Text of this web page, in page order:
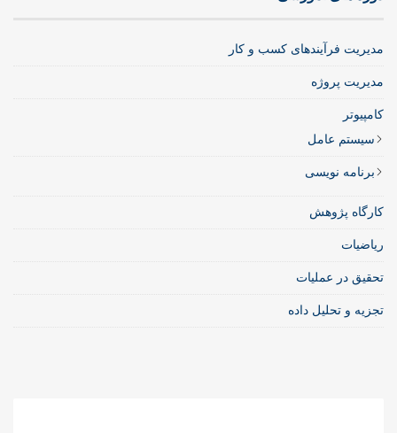
مدیریت فرآیندهای کسب و کار
مدیریت پروژه
کامپیوتر
سیستم عامل
برنامه نویسی
کارگاه پژوهش
ریاضیات
تحقیق در عملیات
تجزیه و تحلیل داده